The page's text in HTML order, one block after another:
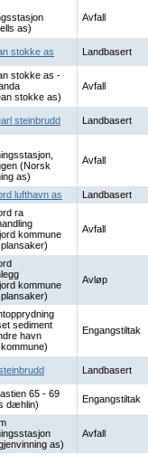
as)
Avfall
stokke as Landbasert
stokke as -
stokke as)
Avfall
steinbrudd Landbasert
(Norsk
as)
Avfall
lufthavn as
Landbasert
ra
kommune
Avfall
kommune
Avløp
sediment
havn
Engangstiltak
Landbasert
65 - 69
dæhlin)
Engangstiltak
as)
Avfall